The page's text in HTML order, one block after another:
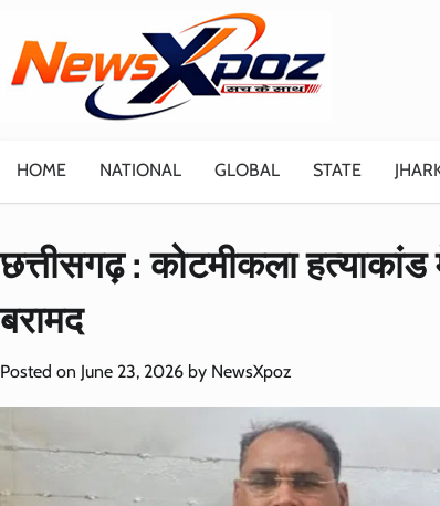
content
HOME NATIONAL GLOBAL STATE
छत्तीसगढ़ : कोटमीकला हत्याकांड
बरामद
Posted on June 23, 2026 by NewsXpoz